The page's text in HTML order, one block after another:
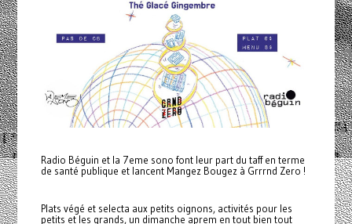
Radio Béguin et la 7eme sono font leur part du taff en terme
de santé publique et lancent Mangez Bougez à Grrrnd Zero !
Plats végé et selecta aux petits oignons, activités pour les
petits et les grands, un dimanche aprem en tout bien tout